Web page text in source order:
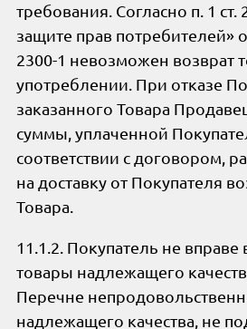
требования. Согласно п. 1
защите прав потребителей»
2300-1 невозможен возврат
употреблении. При отказе
заказанного Товара
суммы, уплаченной
соответствии с договором,
на доставку от Покупателя
Товара.
11.1.2. Покупатель не вправе
товары надлежащего
Перечне
надлежащего качества, не